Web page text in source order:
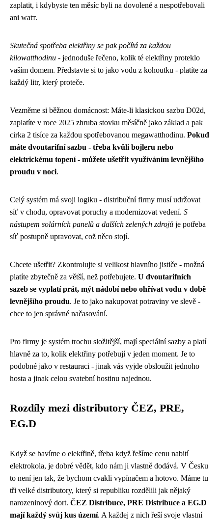
zaplatit, i kdybyste ten měsíc byli na dovolené a nespotřebovali
ani watт.
Skutečná spotřeba elektřiny se pak počítá za každou
kilowatthodinu - jednoduše řečeno, kolik té elektřiny proteklo
vaším domem. Představte si to jako vodu z kohoutku - platíte za
každý litr, který proteče.
Vezměme si běžnou domácnost: Máte-li klasickou sazbu D02d,
zaplatíte v roce 2025 zhruba stovku měsíčně jako základ a pak
cirka 2 tisíce za každou spotřebovanou megawatthodinu. Pokud
máte dvoutarifní sazbu - třeba kvůli bojleru nebo
elektrickému topení - můžete ušetřit využíváním levnějšího
proudu v noci.
Celý systém má svoji logiku - distribuční firmy musí udržovat
síť v chodu, opravovat poruchy a modernizovat vedení. S
nástupem solárních panelů a dalších zelených zdrojů je potřeba
síť postupně upravovat, což něco stojí.
Chcete ušetřit? Zkontrolujte si velikost hlavního jističe - možná
platíte zbytečně za větší, než potřebujete. U dvoutarifních
sazeb se vyplatí prát, mýt nádobí nebo ohřívat vodu v době
levnějšího proudu. Je to jako nakupovat potraviny ve slevě -
chce to jen správné načasování.
Pro firmy je systém trochu složitější, mají speciální sazby a platí
hlavně za to, kolik elektřiny potřebují v jeden moment. Je to
podobné jako v restauraci - jinak vás vyjde obsloužit jednoho
hosta a jinak celou svatební hostinu najednou.
Rozdíly mezi distributory ČEZ, PRE,
EG.D
Když se bavíme o elektřině, třeba když řešíme cenu nabití
elektrokola, je dobré vědět, kdo nám ji vlastně dodává. V Česku
to není jen tak, že bychom cvakli vypínačem a hotovo. Máme tu
tři velké distributory, který si republiku rozdělili jak nějaký
narozeninový dort. ČEZ Distribuce, PRE Distribuce a EG.D
mají každý svůj kus území. A každej z nich řeší svoje vlastní